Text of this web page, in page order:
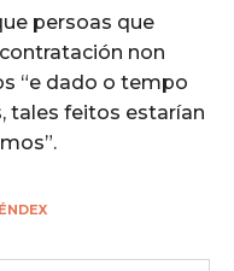
persoas que
non
“e dado o tempo
tales feitos estarían